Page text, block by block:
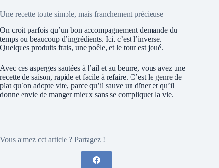
Une recette toute simple, mais franchement précieuse
On croit parfois qu’un bon accompagnement demande du
temps ou beaucoup d’ingrédients. Ici, c’est l’inverse.
Quelques produits frais, une poêle, et le tour est joué.
Avec ces asperges sautées à l’ail et au beurre, vous avez une
recette de saison, rapide et facile à refaire. C’est le genre de
plat qu’on adopte vite, parce qu’il sauve un dîner et qu’il
donne envie de manger mieux sans se compliquer la vie.
Vous aimez cet article ? Partagez !